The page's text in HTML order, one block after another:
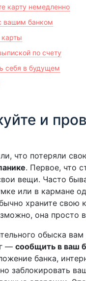
карту немедленно
вашим банком
карты
по счету
себя в будущем
и
что потеряли
. Первое, что
вещи. Часто
или в кармане
храните свою
она просто
обыска
— сообщить в ваш
банка,
заблокировать